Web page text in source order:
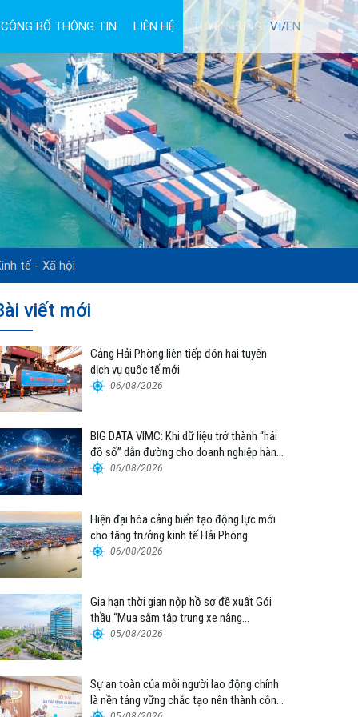
CÔNG BỐ THÔNG TIN LIÊN HỆ TUYỂN DỤNG VI/EN
tế - Xã hội
viết mới
Cảng Hải Phòng liên tiếp đón hai tuyến
dịch vụ quốc tế mới
06/08/2026
BIG DATA VIMC: Khi dữ liệu trở thành “hải
đồ số” dẫn đường cho doanh nghiệp hàng
hải 06/08/2026
Hiện đại hóa cảng biển tạo động lực mới
cho tăng trưởng kinh tế Hải Phòng
06/08/2026
Gia hạn thời gian nộp hồ sơ đề xuất Gói
thầu “Mua sắm tập trung xe nâng
container thuộc Tổng công ty Hàng hải
05/08/2026
Sự an toàn của mỗi người lao động chính
là nền tảng vững chắc tạo nên thành công